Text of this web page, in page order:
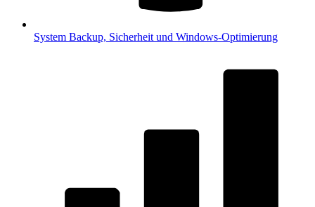
System Backup, Sicherheit und Windows-Optimierung